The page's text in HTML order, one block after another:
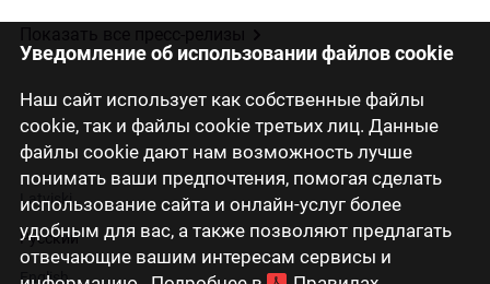
Уведомление об использовании файлов cookie
Наш сайт использует как собственные файлы
cookie, так и файлы cookie третьих лиц. Данные
файлы cookie дают нам возможность лучше
понимать ваши предпочтения, помогая сделать
использование сайта и онлайн-услуг более
удобным для вас, а также позволяют предлагать
отвечающие вашим интересам сервисы и
Latviski
Русский
English